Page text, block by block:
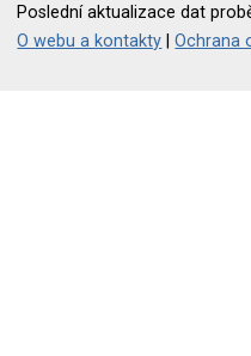
Poslední aktualizace dat
O webu a kontakty |Ochrana